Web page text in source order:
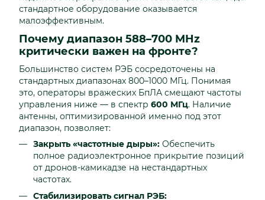
стандартное оборудование оказывается
малоэффективным.
Почему диапазон 588–700 MHz
критически важен на фронте?
Большинство систем РЭБ сосредоточены на
стандартных диапазонах 800–1000 МГц. Понимая
это, операторы вражеских БпЛА смещают частоты
управления ниже — в спектр 600 МГц. Наличие
антенны, оптимизированной именно под этот
диапазон, позволяет:
Закрыть «частотные дыры»: Обеспечить
полное радиоэлектронное прикрытие позиций
от дронов-камикадзе на нестандартных
частотах.
Стабилизировать сигнал РЭБ: